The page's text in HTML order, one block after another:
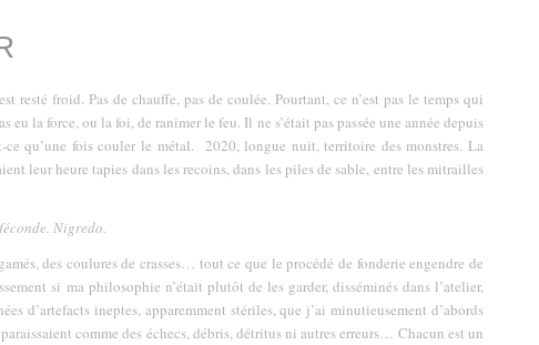
resté froid. Pas de chauffe, pas de coulée. Pourtant, ce n’est pas le temps qui
la force, ou la foi, de ranimer le feu. Il ne s’était pas passée une année depuis
qu’une fois couler le métal. 2020, longue nuit, territoire des monstres. La
leur heure tapies dans les recoins, dans les piles de sable, entre les mitrailles
Nigredo.
des coulures de crasses… tout ce que le procédé de fonderie engendre de
si ma philosophie n’était plutôt de les garder, disséminés dans l’atelier,
d’artefacts ineptes, apparemment stériles, que j’ai minutieusement d’abords
comme des échecs, débris, détritus ni autres erreurs… Chacun est un